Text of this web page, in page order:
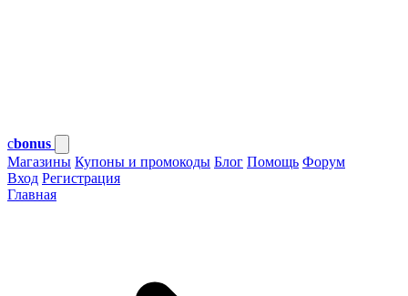
cbonus
Магазины Купоны и промокоды Блог Помощь Форум
Вход Регистрация
Главная